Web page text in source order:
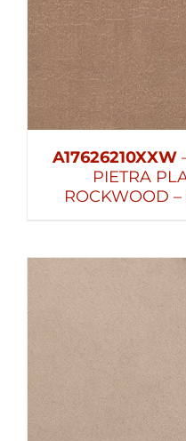
A17626210XXW
PIETRA
ROCKWOOD